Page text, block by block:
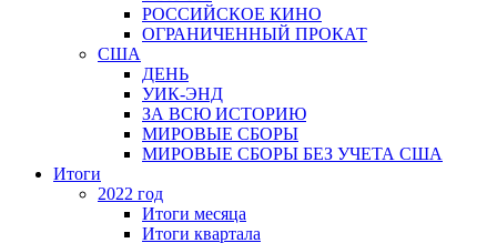
РОССИЙСКОЕ КИНО
ОГРАНИЧЕННЫЙ ПРОКАТ
США
ДЕНЬ
УИК-ЭНД
ЗА ВСЮ ИСТОРИЮ
МИРОВЫЕ СБОРЫ
МИРОВЫЕ СБОРЫ БЕЗ УЧЕТА США
Итоги
2022 год
Итоги месяца
Итоги квартала